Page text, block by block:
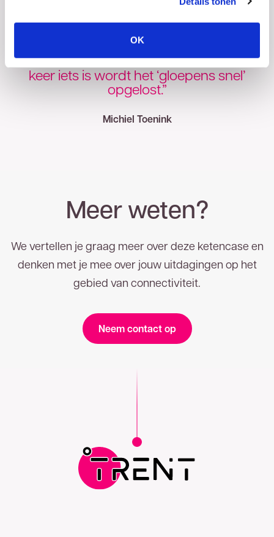
OK
“TReNT niet alleen een belangrijke
schakel, maar ook een betrouwbare
partner, besluit Toenink. “Storingen, daar
denken we niet over na. En als er al een
keer iets is wordt het ‘gloepens snel’
opgelost.”
Michiel Toenink
Meer weten?
We vertellen je graag meer over deze ketencase en
denken met je mee over jouw uitdagingen op het
gebied van connectiviteit.
Neem contact op